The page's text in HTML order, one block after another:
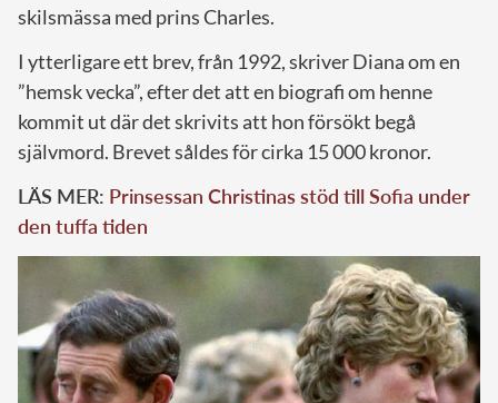
skilsmässa med prins Charles.
I ytterligare ett brev, från 1992, skriver Diana om en
”hemsk vecka”, efter det att en biografi om henne
kommit ut där det skrivits att hon försökt begå
självmord. Brevet såldes för cirka 15 000 kronor.
LÄS MER: Prinsessan Christinas stöd till Sofia under
den tuffa tiden